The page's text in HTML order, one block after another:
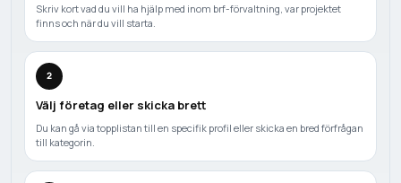
Skriv kort vad du vill ha hjälp med inom brf-förvaltning, var projektet
finns och när du vill starta.
2
Välj företag eller skicka brett
Du kan gå via topplistan till en specifik profil eller skicka en bred förfrågan
till kategorin.